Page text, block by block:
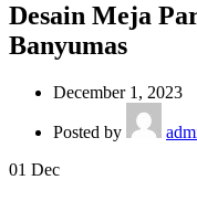
Desain Meja
Banyumas
December 1, 2023
Posted by
01 Dec